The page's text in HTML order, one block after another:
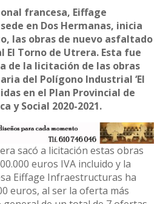
francesa, Eiffage
en Dos Hermanas, inicia
las obras de nuevo asfaltado
Torno de Utrera. Esta fue
de la licitación de las obras
del Polígono Industrial ‘El
en el Plan Provincial de
y Social 2020-2021.
sacó a licitación estas obras
euros IVA incluido y la
Eiffage Infraestructuras ha
euros, al ser la oferta más